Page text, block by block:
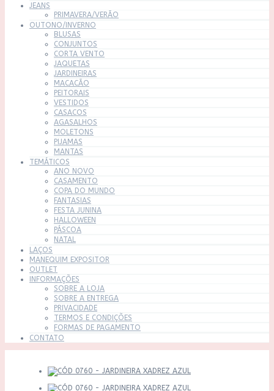
JEANS
PRIMAVERA/VERÃO
OUTONO/INVERNO
BLUSAS
CONJUNTOS
CORTA VENTO
JAQUETAS
JARDINEIRAS
MACACÃO
PEITORAIS
VESTIDOS
CASACOS
AGASALHOS
MOLETONS
PIJAMAS
MANTAS
TEMÁTICOS
ANO NOVO
CASAMENTO
COPA DO MUNDO
FANTASIAS
FESTA JUNINA
HALLOWEEN
PÁSCOA
NATAL
LAÇOS
MANEQUIM EXPOSITOR
OUTLET
INFORMAÇÕES
SOBRE A LOJA
SOBRE A ENTREGA
PRIVACIDADE
TERMOS E CONDIÇÕES
FORMAS DE PAGAMENTO
CONTATO